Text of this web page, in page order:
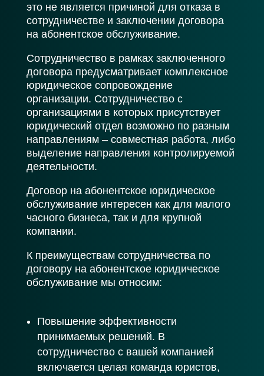
это не является причиной для отказа в
сотрудничестве и заключении договора
на абонентское обслуживание.
Сотрудничество в рамках заключенного
договора предусматривает комплексное
юридическое сопровождение
организации. Сотрудничество с
организациями в которых присутствует
юридический отдел возможно по разным
направлениям – совместная работа, либо
выделение направления контролируемой
деятельности.
Договор на абонентское юридическое
обслуживание интересен как для малого
часного бизнеса, так и для крупной
компании.
К преимуществам сотрудничества по
договору на абонентское юридическое
обслуживание мы относим:
Повышение эффективности
принимаемых решений. В
сотрудничество с вашей компанией
включается целая команда юристов,